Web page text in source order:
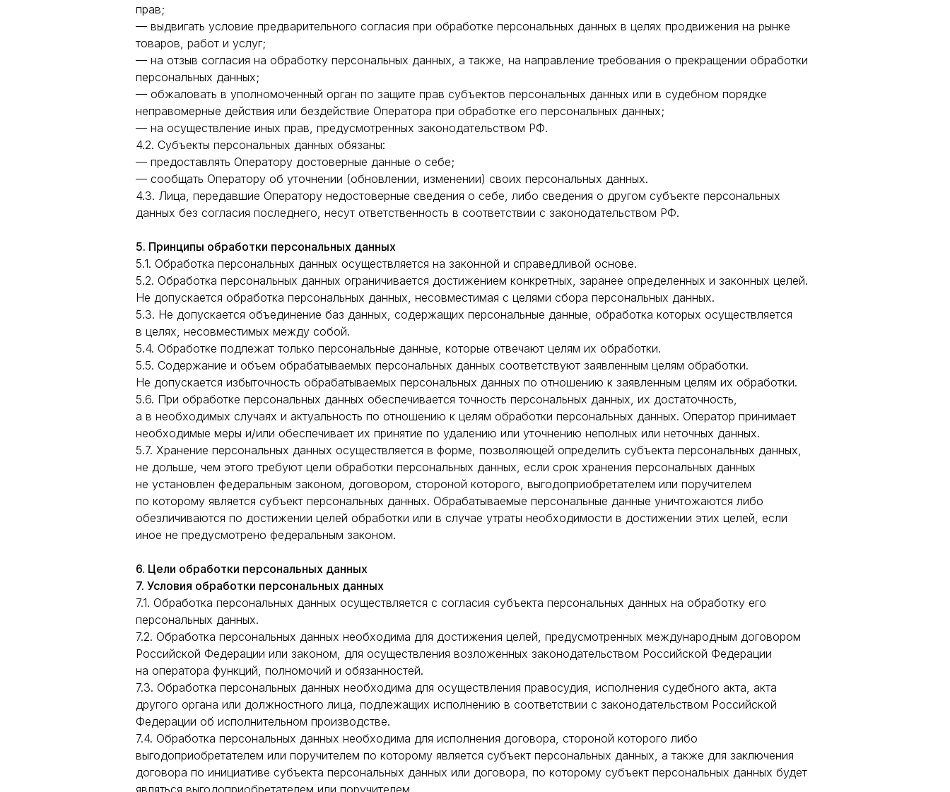
прав;
— выдвигать условие предварительного согласия при обработке персональных данных в целях продвижения на рынке
товаров, работ и услуг;
— на отзыв согласия на обработку персональных данных, а также, на направление требования о прекращении обработки
персональных данных;
— обжаловать в уполномоченный орган по защите прав субъектов персональных данных или в судебном порядке
неправомерные действия или бездействие Оператора при обработке его персональных данных;
— на осуществление иных прав, предусмотренных законодательством РФ.
4.2. Субъекты персональных данных обязаны:
— предоставлять Оператору достоверные данные о себе;
— сообщать Оператору об уточнении (обновлении, изменении) своих персональных данных.
4.3. Лица, передавшие Оператору недостоверные сведения о себе, либо сведения о другом субъекте персональных
данных без согласия последнего, несут ответственность в соответствии с законодательством РФ.
5. Принципы обработки персональных данных
5.1. Обработка персональных данных осуществляется на законной и справедливой основе.
5.2. Обработка персональных данных ограничивается достижением конкретных, заранее определенных и законных целей.
Не допускается обработка персональных данных, несовместимая с целями сбора персональных данных.
5.3. Не допускается объединение баз данных, содержащих персональные данные, обработка которых осуществляется
в целях, несовместимых между собой.
5.4. Обработке подлежат только персональные данные, которые отвечают целям их обработки.
5.5. Содержание и объем обрабатываемых персональных данных соответствуют заявленным целям обработки.
Не допускается избыточность обрабатываемых персональных данных по отношению к заявленным целям их обработки.
5.6. При обработке персональных данных обеспечивается точность персональных данных, их достаточность,
а в необходимых случаях и актуальность по отношению к целям обработки персональных данных. Оператор принимает
необходимые меры и/или обеспечивает их принятие по удалению или уточнению неполных или неточных данных.
5.7. Хранение персональных данных осуществляется в форме, позволяющей определить субъекта персональных данных,
не дольше, чем этого требуют цели обработки персональных данных, если срок хранения персональных данных
не установлен федеральным законом, договором, стороной которого, выгодоприобретателем или поручителем
по которому является субъект персональных данных. Обрабатываемые персональные данные уничтожаются либо
обезличиваются по достижении целей обработки или в случае утраты необходимости в достижении этих целей, если
иное не предусмотрено федеральным законом.
6. Цели обработки персональных данных
7. Условия обработки персональных данных
7.1. Обработка персональных данных осуществляется с согласия субъекта персональных данных на обработку его
персональных данных.
7.2. Обработка персональных данных необходима для достижения целей, предусмотренных международным договором
Российской Федерации или законом, для осуществления возложенных законодательством Российской Федерации
на оператора функций, полномочий и обязанностей.
7.3. Обработка персональных данных необходима для осуществления правосудия, исполнения судебного акта, акта
другого органа или должностного лица, подлежащих исполнению в соответствии с законодательством Российской
Федерации об исполнительном производстве.
7.4. Обработка персональных данных необходима для исполнения договора, стороной которого либо
выгодоприобретателем или поручителем по которому является субъект персональных данных, а также для заключения
договора по инициативе субъекта персональных данных или договора, по которому субъект персональных данных будет
являться выгодоприобретателем или поручителем.